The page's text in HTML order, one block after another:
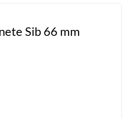
Sib 66 mm